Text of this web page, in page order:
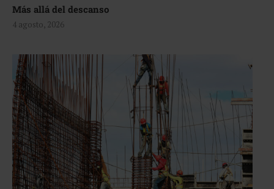
Más allá del descanso
4 agosto, 2026